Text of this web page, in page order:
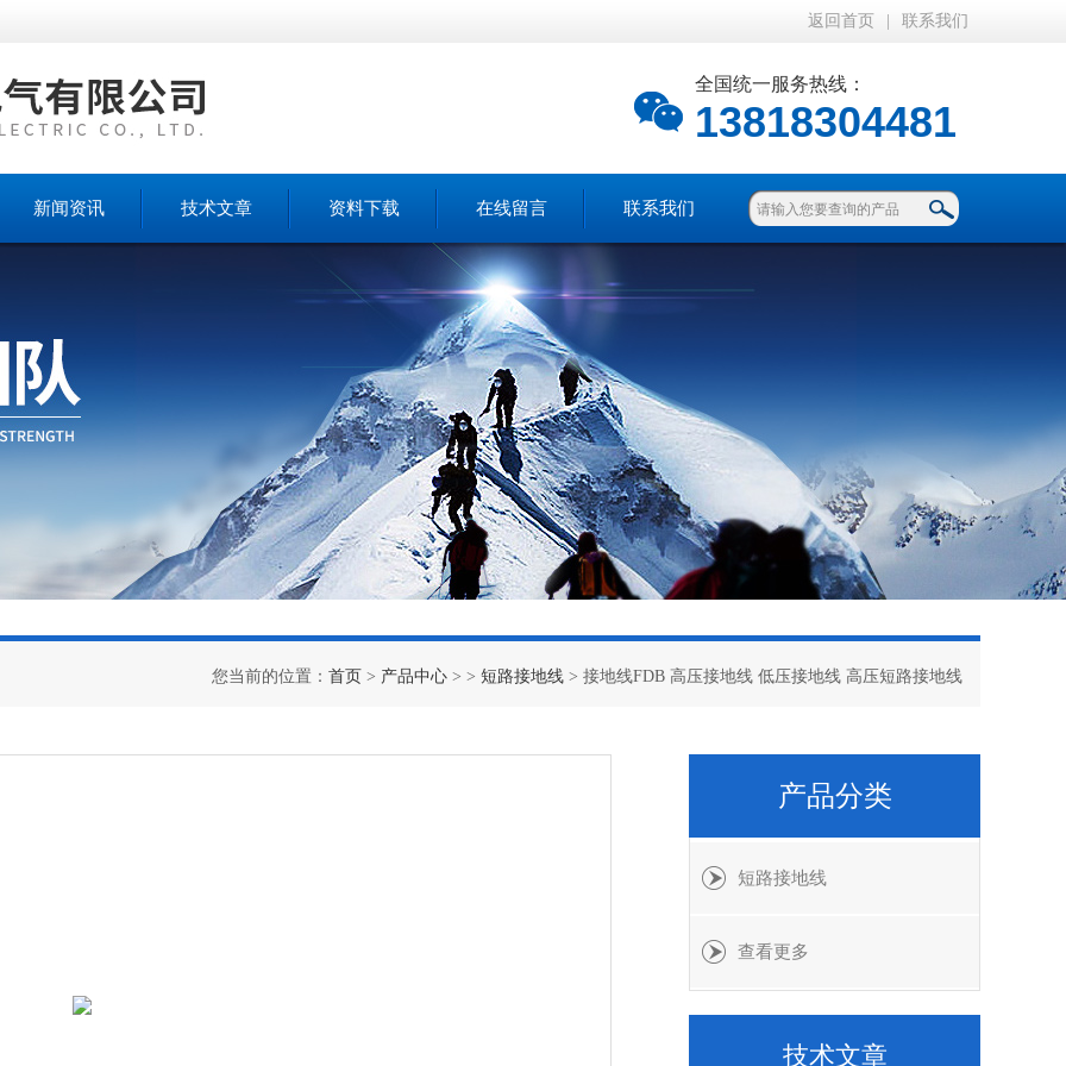
返回首页 联系我们
全国统一服务热线：
13818304481
新闻资讯 技术文章 资料下载 在线留言 联系我们
您当前的位置： 首页 > 产品中心 > > 短路接地线 > 接地线FDB 高压接地线 低压接地线 高压短路接地线
产品分类
短路接地线
查看更多
技术文章